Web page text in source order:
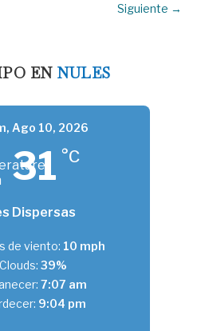
Siguiente →
EN NULES
Ago 10, 2026
31 °C
Dispersas
de viento: 10 mph
Clouds: 39%
7:07 am
9:04 pm